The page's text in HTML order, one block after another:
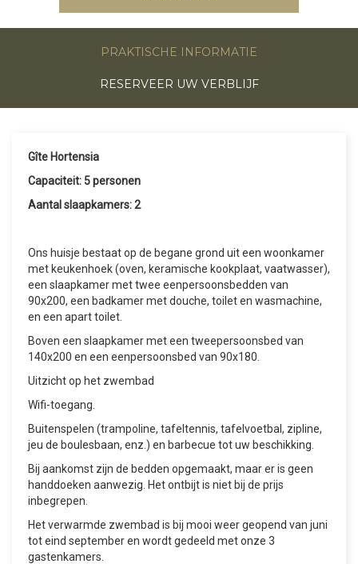
PRAKTISCHE INFORMATIE
RESERVEER UW VERBLIJF
Gîte Hortensia
Capaciteit: 5 personen
Aantal slaapkamers: 2
Ons huisje bestaat op de begane grond uit een woonkamer
met keukenhoek (oven, keramische kookplaat, vaatwasser),
een slaapkamer met twee eenpersoonsbedden van
90x200, een badkamer met douche, toilet en wasmachine,
en een apart toilet.
Boven een slaapkamer met een tweepersoonsbed van
140x200 en een eenpersoonsbed van 90x180.
Uitzicht op het zwembad
Wifi-toegang.
Buitenspelen (trampoline, tafeltennis, tafelvoetbal, zipline,
jeu de boulesbaan, enz.) en barbecue tot uw beschikking.
Bij aankomst zijn de bedden opgemaakt, maar er is geen
handdoeken aanwezig. Het ontbijt is niet bij de prijs
inbegrepen.
Het verwarmde zwembad is bij mooi weer geopend van juni
tot eind september en wordt gedeeld met onze 3
gastenkamers.